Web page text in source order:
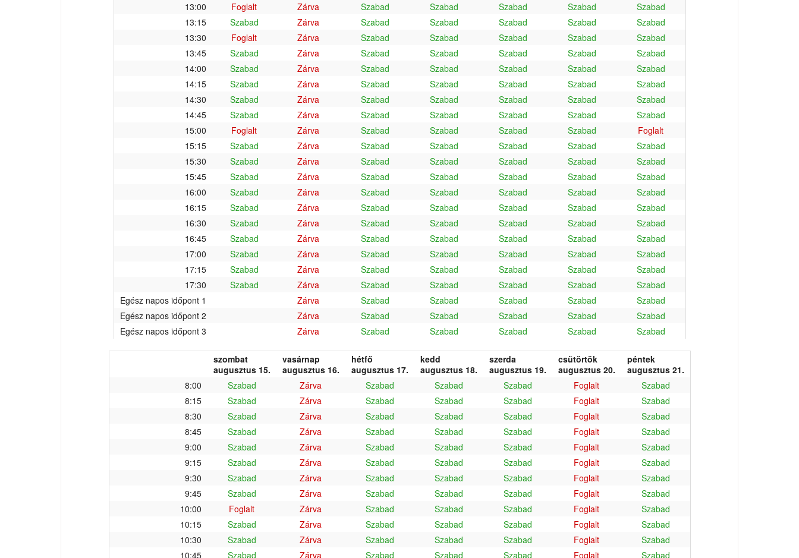
13:00
Foglalt Zárva Szabad Szabad Szabad Szabad
Szabad
13:15
Szabad Zárva Szabad Szabad Szabad Szabad
Szabad
13:30
Foglalt Zárva Szabad Szabad Szabad Szabad
Szabad
13:45
Szabad Zárva Szabad Szabad Szabad Szabad
Szabad
14:00
Szabad Zárva Szabad Szabad Szabad Szabad
Szabad
14:15
Szabad Zárva Szabad Szabad Szabad Szabad
Szabad
14:30
Szabad Zárva Szabad Szabad Szabad Szabad
Szabad
14:45
Szabad Zárva Szabad Szabad Szabad Szabad
Szabad
15:00
Foglalt Zárva Szabad Szabad Szabad Szabad
Foglalt
15:15
Szabad Zárva Szabad Szabad Szabad Szabad
Szabad
15:30
Szabad Zárva Szabad Szabad Szabad Szabad
Szabad
15:45
Szabad Zárva Szabad Szabad Szabad Szabad
Szabad
16:00
Szabad Zárva Szabad Szabad Szabad Szabad
Szabad
16:15
Szabad Zárva Szabad Szabad Szabad Szabad
Szabad
16:30
Szabad Zárva Szabad Szabad Szabad Szabad
Szabad
16:45
Szabad Zárva Szabad Szabad Szabad Szabad
Szabad
17:00
Szabad Zárva Szabad Szabad Szabad Szabad
Szabad
17:15
Szabad Zárva Szabad Szabad Szabad Szabad
Szabad
17:30
Szabad Zárva Szabad Szabad Szabad Szabad
Szabad
Egész napos időpont 1
Zárva Szabad Szabad Szabad Szabad
Szabad
Egész napos időpont 2
Zárva Szabad Szabad Szabad Szabad
Szabad
Egész napos időpont 3
Zárva Szabad Szabad Szabad Szabad Szabad
szombat
augusztus 15.
vasárnap
augusztus 16.
hétfő
augusztus 17.
kedd
augusztus 18.
szerda
augusztus 19.
csütörtök
augusztus 20.
péntek
augusztus 21.
8:00
Szabad Zárva Szabad Szabad Szabad Foglalt
Szabad
8:15
Szabad Zárva Szabad Szabad Szabad Foglalt
Szabad
8:30
Szabad Zárva Szabad Szabad Szabad Foglalt
Szabad
8:45
Szabad Zárva Szabad Szabad Szabad Foglalt
Szabad
9:00
Szabad Zárva Szabad Szabad Szabad Foglalt
Szabad
9:15
Szabad Zárva Szabad Szabad Szabad Foglalt
Szabad
9:30
Szabad Zárva Szabad Szabad Szabad Foglalt
Szabad
9:45
Szabad Zárva Szabad Szabad Szabad Foglalt
Szabad
10:00
Foglalt Zárva Szabad Szabad Szabad Foglalt
Szabad
10:15
Szabad Zárva Szabad Szabad Szabad Foglalt
Szabad
10:30
Szabad Zárva Szabad Szabad Szabad Foglalt
Szabad
10:45
Szabad Zárva Szabad Szabad Szabad Foglalt
Szabad